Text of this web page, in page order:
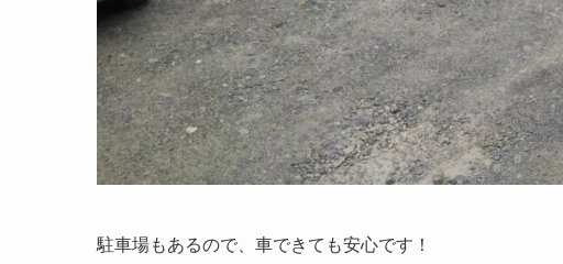
駐車場もあるので、車できても安心です！